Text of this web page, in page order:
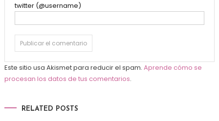
twitter (@username)
Este sitio usa Akismet para reducir el spam. Aprende cómo se
procesan los datos de tus comentarios.
RELATED POSTS